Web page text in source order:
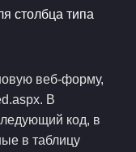
веб-форму,
В
код, в
в таблицу